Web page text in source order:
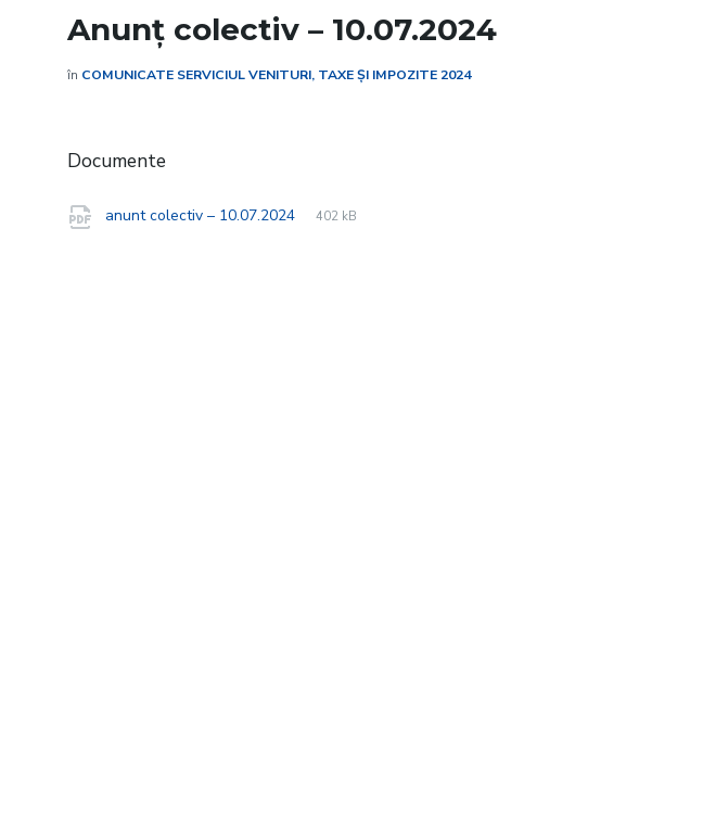
Anunț colectiv – 10.07.2024
în COMUNICATE SERVICIUL VENITURI, TAXE ȘI IMPOZITE 2024
Documente
anunt colectiv – 10.07.2024
File
pdf
File
402 kB